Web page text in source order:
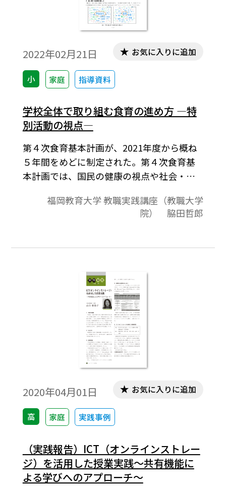
2022年02月21日
小 家庭 指導資料
お気に入りに追加
学校全体で取り組む食育の進め方 ―特
別活動の視点―
第４次食育基本計画が、2021年度から概ね
５年間をめどに制定された。第４次食育基
本計画では、国民の健康の視点や社会・環
重点事項を設定し、食育を国民運動として
推進しようとしている。これを受け、各学
求められる。これを踏まえ、本稿では学校
福岡教育大学 教職実践講座（教職大学
院） 脇田哲郎
2020年04月01日
高 家庭 実践事例
お気に入りに追加
（実践報告）ICT（オンラインストレー
ジ）を活用した授業実践～共有機能に
よる学びへのアプローチ～